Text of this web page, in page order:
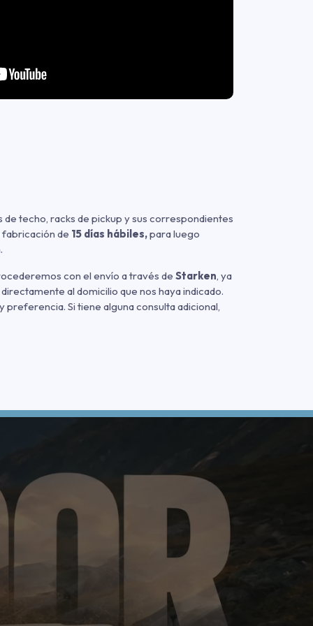
techo, racks de pickup y sus correspondientes
de 15 días hábiles,para luego
con el envío a través de Starken, ya
al domicilio que nos haya indicado.
Si tiene alguna consulta adicional,